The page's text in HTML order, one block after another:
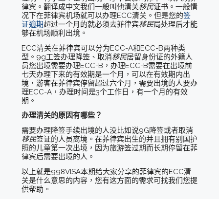
律宾。翻译成中文我们一般叫他清关移民证书。一般情
况下在菲律宾机场就可以办理ECC清关。但是您的签
证逾期超过一个月的就必须去菲律宾移民局处理后才能
够在机场顺利出境。
ECC清关在菲律宾可以分为ECC-A和ECC-B两种类
型。9g工签办理降签、取消移民居留身份证的外籍人
员您出境需要办理ECC-B，办理ECC-B需要在出境前
七天办理下来的有效期是一个月，可以在有效期内出
境，游客在菲律宾停留超过六个月，需要出境的人要办
理ECC-A，办理时间是3个工作日，有一个月的有效
期。
办理清关的原因有哪些？
需要办理降签手续出境的人没比如说9G降签或者取消
移民签证的人员离境。在菲律宾出生的并且拥有别国护
照的儿童第一次出境，因为旅游签过期而长期停留在菲
律宾后需要出境的人。
以上就是998VISA本期给大家分享的菲律宾的ECC清
关是什么意思的内容，您有这方面的需求可找我们您提
供帮助。